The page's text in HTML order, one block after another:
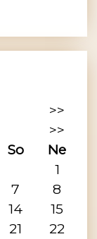
>>
>>
So
Ne
1
7
8
14
15
21
22